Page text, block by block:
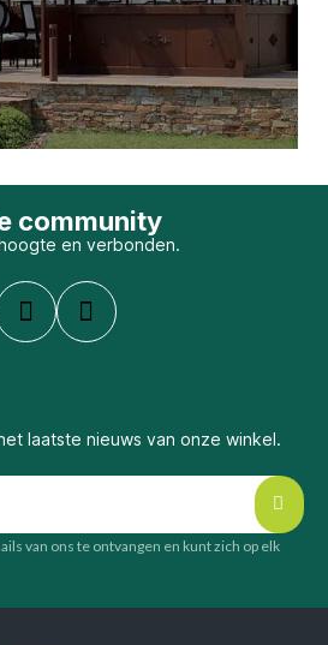
community
en verbonden.
laatste nieuws van onze winkel.
van ons te ontvangen en kunt zich op elk